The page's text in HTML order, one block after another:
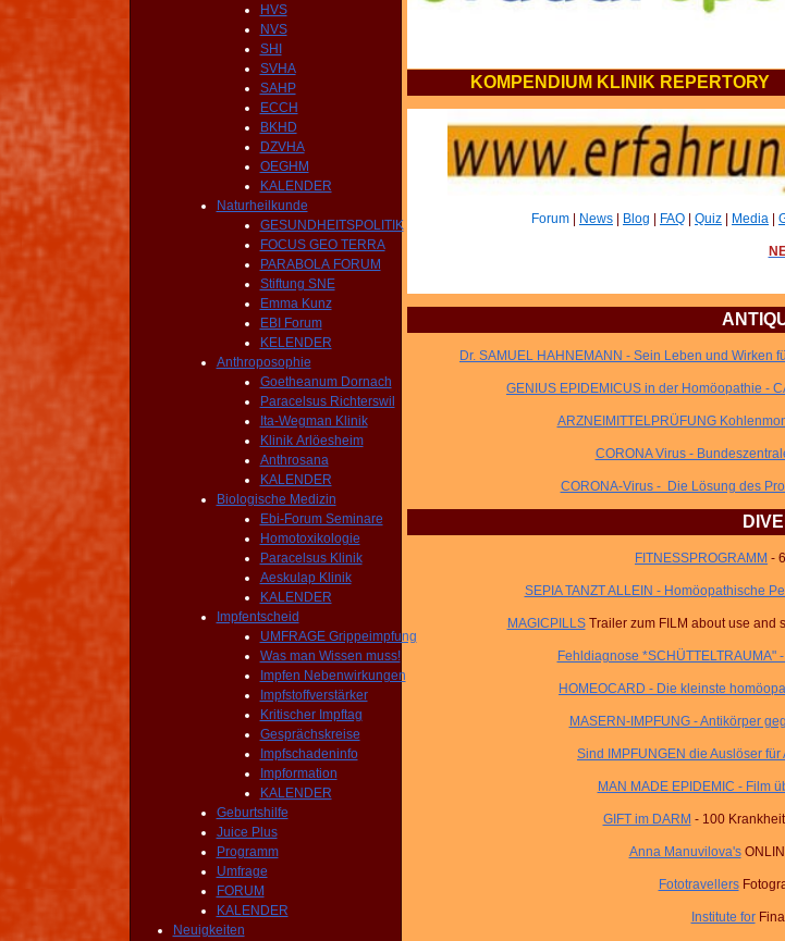
HVS
NVS
SHI
SVHA
SAHP
ECCH
BKHD
DZVHA
OEGHM
KALENDER
Naturheilkunde
GESUNDHEITSPOLITIK
FOCUS GEO TERRA
PARABOLA FORUM
Stiftung SNE
Emma Kunz
EBI Forum
KELENDER
Anthroposophie
Goetheanum Dornach
Paracelsus Richterswil
Ita-Wegman Klinik
Klinik Arlöesheim
Anthrosana
KALENDER
Biologische Medizin
Ebi-Forum Seminare
Homotoxikologie
Paracelsus Klinik
Aeskulap Klinik
KALENDER
Impfentscheid
UMFRAGE Grippeimpfung
Was man Wissen muss!
Impfen Nebenwirkungen
Impfstoffverstärker
Kritischer Impftag
Gesprächskreise
Impfschadeninfo
Impformation
KALENDER
Geburtshilfe
Juice Plus
Programm
Umfrage
FORUM
KALENDER
Neuigkeiten
KOMPENDIUM KLINIK REPERTORY
Forum News Blog FAQ Quiz Media
Dr. SAMUEL HAHNEMANN - Sein Leben und Wirken
GENIUS EPIDEMICUS in der Homöopathie -
ARZNEIMITTELPRÜFUNG
CORONA Virus -
CORONA-Virus - Die Lösung des
FITNESSPROGRAMM -
SEPIA TANZT ALLEIN - Homöopathische
MAGICPILLSTrailer zum FILM about use and
Fehldiagnose *SCHÜTTELTRAUMA"
HOMEOCARD - Die kleinste
MASERN-IMPFUNG - Antikörper
Sind IMPFUNGEN die Auslöser
MAN MADE EPIDEMIC - Film
GIFT im DARM - 100
Anna Manuvilova's
Fototravellers
Institute for